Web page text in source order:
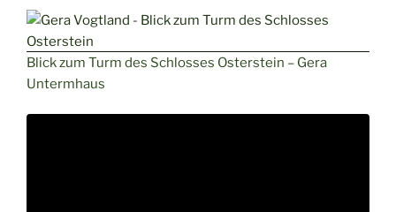
Blick zum Turm des Schlosses Osterstein – Gera
Untermhaus